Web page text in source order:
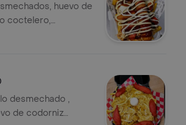
huevo de
coctelero,
desmechado ,
de codorniz